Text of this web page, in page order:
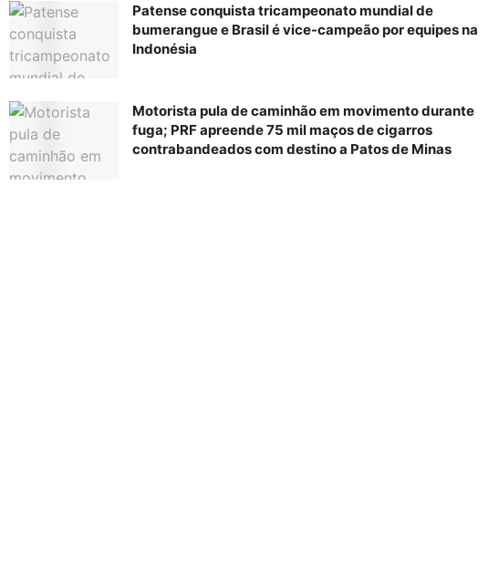
Patense conquista tricampeonato mundial de
bumerangue e Brasil é vice-campeão por equipes na
Indonésia
Motorista pula de caminhão em movimento durante
fuga; PRF apreende 75 mil maços de cigarros
contrabandeados com destino a Patos de Minas